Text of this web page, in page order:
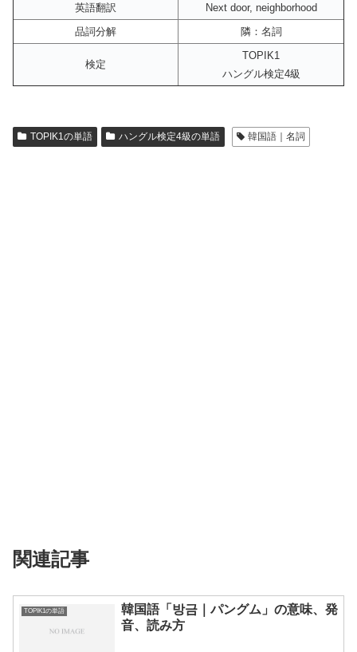
英語翻訳
Next door, neighborhood
品詞分解
隣：名詞
検定
TOPIK1
ハングル検定4級
TOPIK1の単語 ハングル検定4級の単語 韓国語｜名詞
関連記事
TOPIK1の単語
韓国語「방금｜パングム」の意味、発
音、読み方